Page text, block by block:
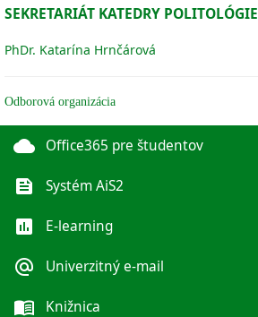
SEKRETARIÁT KATEDRY POLITOLÓGIE
PhDr. Katarína Hrnčárová
Odborová organizácia
cloud Office365 pre študentov
feed Systém AiS2
poll E-learning
alternate_email Univerzitný e-mail
menu_book Knižnica